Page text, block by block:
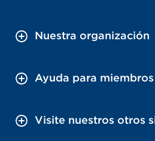
Nuestra organización
Ayuda para miembros
Visite nuestros otros